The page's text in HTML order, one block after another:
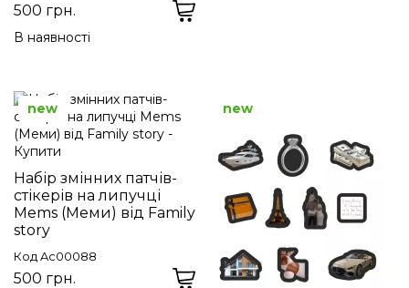
500 грн.
В наявності
Набір змінних патчів-
стікерів на липучці
Mems (Меми) від Family
story
Код Ac00088
500 грн.
new new